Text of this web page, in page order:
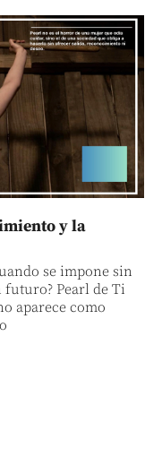
y la
se impone sin
Pearl de Ti
aparece como